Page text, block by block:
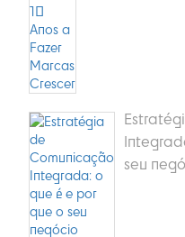
seu